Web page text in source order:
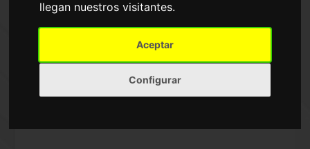
llegan nuestros visitantes.
Aceptar
Configurar
PLANTONAR